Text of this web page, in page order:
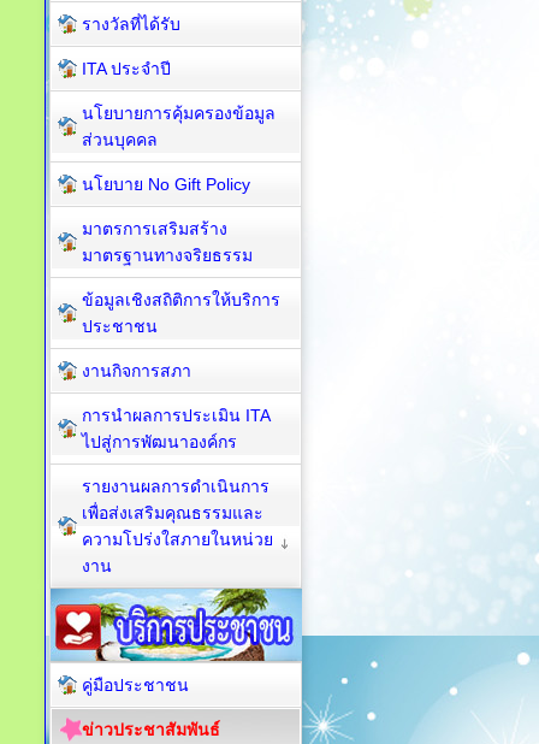
รางวัลที่ได้รับ
ITA ประจำปี
นโยบายการคุ้มครองข้อมูล
ส่วนบุคคล
นโยบาย No Gift Policy
มาตรการเสริมสร้าง
มาตรฐานทางจริยธรรม
ข้อมูลเชิงสถิติการให้บริการ
ประชาชน
งานกิจการสภา
การนำผลการประเมิน ITA
ไปสู่การพัฒนาองค์กร
รายงานผลการดำเนินการ
เพื่อส่งเสริมคุณธรรมและ
ความโปร่งใสภายในหน่วย
งาน
คู่มือประชาชน
ข่าวประชาสัมพันธ์